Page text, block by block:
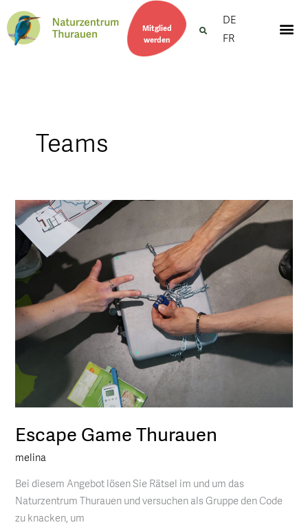
Mitglied
werden
DE
FR
Teams
Escape Game Thurauen
melina
Bei diesem Angebot lösen Sie Rätsel im und um das
Naturzentrum Thurauen und versuchen als Gruppe den Code
zu knacken, um
Escape
Game
Thurauen